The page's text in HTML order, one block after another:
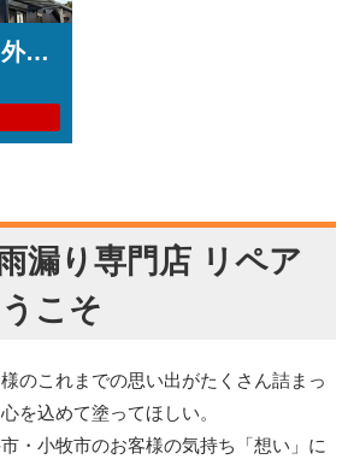
小牧市Ａ様邸 外壁塗装工事 コーキング打ち替え、打ち増し工事 バルコニートップコート工事 雨樋交換工事
漏り専門店 リペア
こそ
のこれまでの思い出がたくさん詰まっ
を込めて塗ってほしい。
・小牧市のお客様の気持ち「想い」に